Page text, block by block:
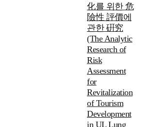
化를 위한 危
險性 評價에
관한 硏究
(The Analytic
Research of
Risk
Assessment
for
Revitalization
of Tourism
Development
in UL Lung